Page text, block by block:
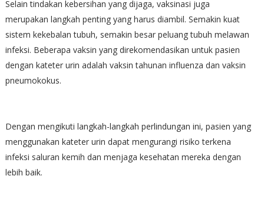
Selain tindakan kebersihan yang dijaga, vaksinasi juga
merupakan langkah penting yang harus diambil. Semakin kuat
sistem kekebalan tubuh, semakin besar peluang tubuh melawan
infeksi. Beberapa vaksin yang direkomendasikan untuk pasien
dengan kateter urin adalah vaksin tahunan influenza dan vaksin
pneumokokus.
Dengan mengikuti langkah-langkah perlindungan ini, pasien yang
menggunakan kateter urin dapat mengurangi risiko terkena
infeksi saluran kemih dan menjaga kesehatan mereka dengan
lebih baik.